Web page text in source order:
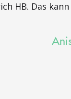
HB. Das